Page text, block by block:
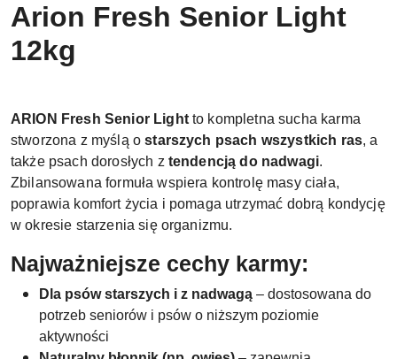
Arion Fresh Senior Light
12kg
ARION Fresh Senior Lightto kompletna sucha karma
stworzona z myślą ostarszych psach wszystkich ras, a
także psach dorosłych z tendencją do nadwagi.
Zbilansowana formuła wspiera kontrolę masy ciała,
poprawia komfort życia i pomaga utrzymać dobrą kondycję
w okresie starzenia się organizmu.
Najważniejsze cechy karmy:
Dla psów starszych i z nadwagą – dostosowana do
potrzeb seniorów i psów o niższym poziomie
aktywności